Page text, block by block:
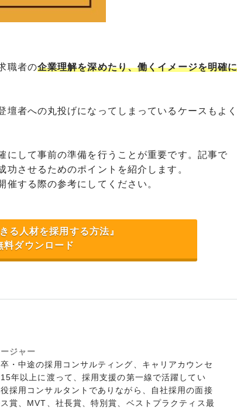
職者の企業理解を深めたり、働くイメージを明確に
者への丸投げになってしまっているケースもよく
にして事前の準備を行うことが重要です。記事で
させるためのポイントを紹介します。
催する際の参考にしてください。
る人材を採用する方法』
料ダウンロード
ジャー
・中途の採用コンサルティング、キャリアカウンセ
年以上に渡って、採用支援の第一線で活躍してい
採用コンサルタントでありながら、自社採用の面接
賞、MVT、社長賞、特別賞、ベストプラクティス最